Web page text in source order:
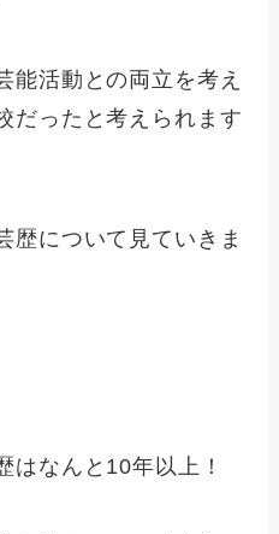
能活動との両立を考え
だったと考えられます
歴について見ていきま
はなんと10年以上！